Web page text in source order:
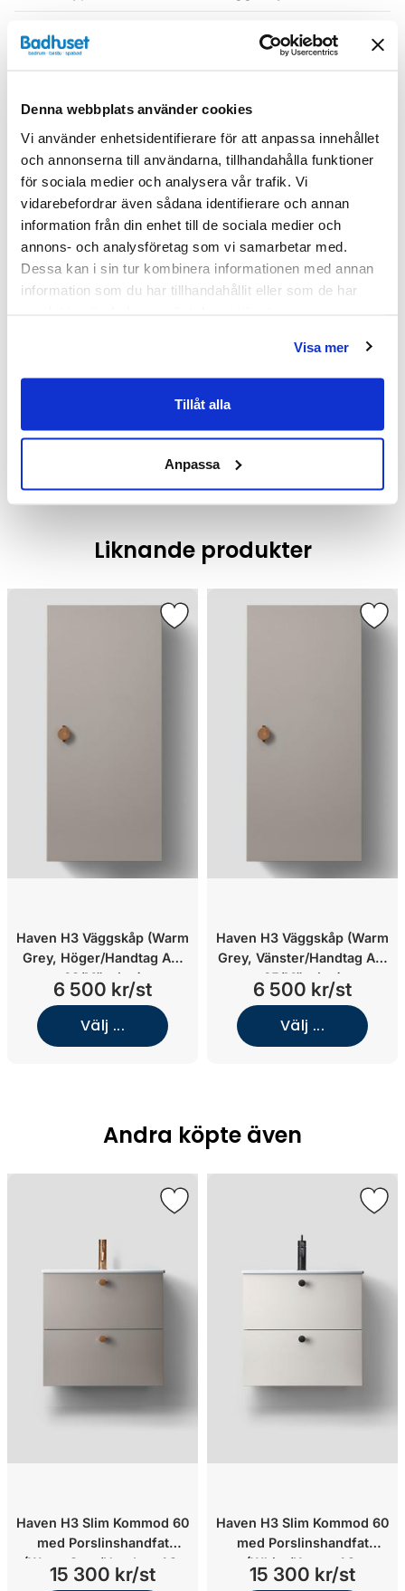
Denna webbplats använder cookies
Vi använder enhetsidentifierare för att anpassa innehållet
och annonserna till användarna, tillhandahålla funktioner
för sociala medier och analysera vår trafik. Vi
vidarebefordrar även sådana identifierare och annan
information från din enhet till de sociala medier och
annons- och analysföretag som vi samarbetar med.
Dessa kan i sin tur kombinera informationen med annan
information som du har tillhandahållit eller som de har
Visa mer
Tillåt alla
Anpassa
Serie
MPN: 900625-99
Dokument
HAVEN-Skotselrad.pdf( 287.02 KB)
Väggskåp
Badrumsmöbler /Badrumsskåp
Liknande produkter
Haven H3 Väggskåp (Warm
Grey, Höger/Handtag A2.
03/Mässing)
6 500 kr/st
Välj ...
Haven H3 Väggskåp (Warm
Grey, Vänster/Handtag A2.
05/Mässing)
6 500 kr/st
Välj ...
Andra köpte även
Haven H3 Slim Kommod 60
med Porslinshandfat
(Warm Grey/Handtag A2.
03/Krom)
15 300 kr/st
Haven H3 Slim Kommod 60
med Porslinshandfat
(White/Knopp A2.
04/Mässing)
15 300 kr/st